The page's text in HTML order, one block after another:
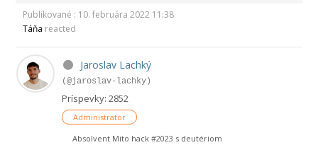
Publikované : 10. februára 2022 11:38
Táňa reacted
Jaroslav Lachký
(@jaroslav-lachky)
Príspevky: 2852
Administrator
Absolvent Mito hack #2023 s deutériom